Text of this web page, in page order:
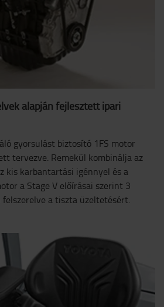
alapján fejlesztett ipari
gyorsulást biztosító 1FS motor
tervezve. Remekül kombinálja az
kis karbantartási igénnyel és a
a Stage V előírásai szerint 3
a tiszta üzeltetésért.